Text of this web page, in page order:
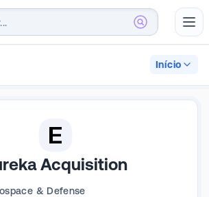
Início
Acquisition
& Defense